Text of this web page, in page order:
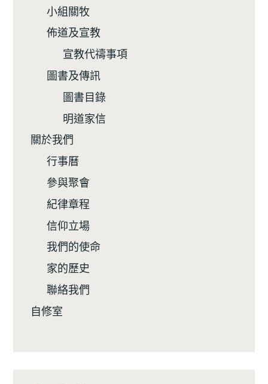
小組關牧
佈道及宣教
宣教代禱事項
圖書及傳訊
圖書目錄
明道家信
關於我們
行事曆
參與聚會
紀律章程
信仰立場
我們的使命
家的歷史
聯絡我們
自修室